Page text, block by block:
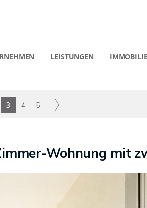
LEISTUNGEN
3 4 5
Wohnung mit